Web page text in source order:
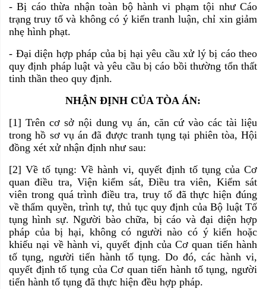
- Bị cáo thừa nhận toàn bộ hành vi phạm tội như Cáo
trạng truy tố và không có ý kiến tranh luận, chỉ xin giảm
nhẹ hình phạt.
- Đại diện hợp pháp của bị hại yêu cầu xử lý bị cáo theo
quy định pháp luật và yêu cầu bị cáo bồi thường tổn thất
tinh thần theo quy định.
NHẬN ĐỊNH CỦA TÒA ÁN:
[1] Trên cơ sở nội dung vụ án, căn cứ vào các tài liệu
trong hồ sơ vụ án đã được tranh tụng tại phiên tòa, Hội
đồng xét xử nhận định như sau:
[2] Về tố tụng: Về hành vi, quyết định tố tụng của Cơ
quan điều tra, Viện kiểm sát, Điều tra viên, Kiểm sát
viên trong quá trình điều tra, truy tố đã thực hiện đúng
về thẩm quyền, trình tự, thủ tục quy định của Bộ luật Tố
tụng hình sự. Người bào chữa, bị cáo và đại diện hợp
pháp của bị hại, không có người nào có ý kiến hoặc
khiếu nại về hành vi, quyết định của Cơ quan tiến hành
tố tụng, người tiến hành tố tụng. Do đó, các hành vi,
quyết định tố tụng của Cơ quan tiến hành tố tụng, người
tiến hành tố tụng đã thực hiện đều hợp pháp.